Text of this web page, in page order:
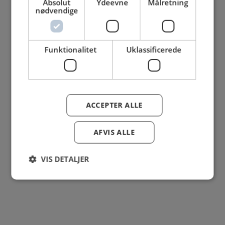
Se mere her om beregningerne og værdierne
Genindlæs siden
Absolut
nødvendige
Ydeevne Målretning
Funktionalitet Uklassificerede
ACCEPTER ALLE
AFVIS ALLE
VIS DETALJER